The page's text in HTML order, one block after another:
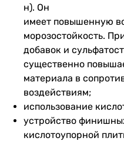
н). Он
имеет повышенную
морозостойкость.
добавок и
существенно
материала в
воздействиям;
использование
устройство
кислотоупорной